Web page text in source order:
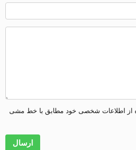
از اطلاعات شخصی خود مطابق با خط مشی
ارسال